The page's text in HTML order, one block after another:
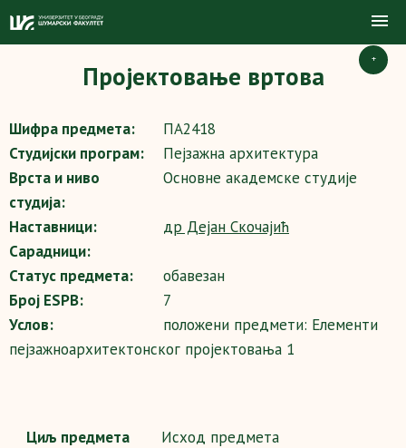
+
Пројектовање вртова
Шифра предмета:
ПА2418
Студијски програм:
Пејзажна архитектура
Врста и ниво
студија:
Основне академске студије
Наставници:
др Дејан Скочајић
Сарадници:
Статус предмета:
обавезан
Број ESPB:
7
Услов:
положени предмети: Елементи
пејзажноархитектонског пројектовања 1
Циљ предмета
Исход предмета